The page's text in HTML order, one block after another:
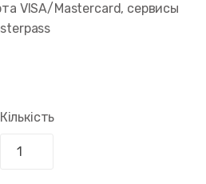
VISA/Mastercard, сервисы
Кількість